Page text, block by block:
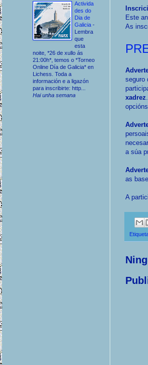
Este
As
seguro
xadrez
a súa
as
A
Activida
des do
Dia de
Galicia -
Lembra
que
esta
noite, *26 de xullo ás
21:00h*, temos o *Torneo
Online Día de Galicia* en
Lichess. Toda a
información e a ligazón
para inscribirte: http...
Hai unha semana